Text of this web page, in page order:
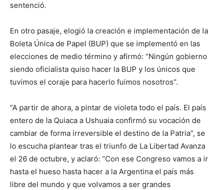
sentenció.
En otro pasaje, elogió la creación e implementación de la
Boleta Única de Papel (BUP) que se implementó en las
elecciones de medio término y afirmó: “Ningún gobierno
siendo oficialista quiso hacer la BUP y los únicos que
tuvimos el coraje para hacerlo fuimos nosotros”.
“A partir de ahora, a pintar de violeta todo el país. El país
entero de la Quiaca a Ushuaia confirmó su vocación de
cambiar de forma irreversible el destino de la Patria”, se
lo escucha plantear tras el triunfo de La Libertad Avanza
el 26 de octubre, y aclaró: “Con ese Congreso vamos a ir
hasta el hueso hasta hacer a la Argentina el país más
libre del mundo y que volvamos a ser grandes